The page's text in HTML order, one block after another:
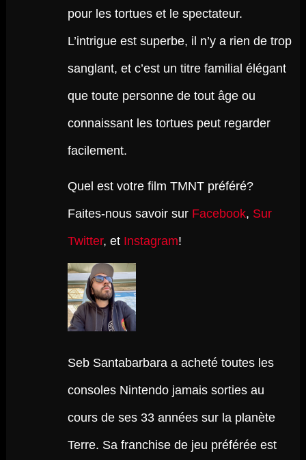
pour les tortues et le spectateur.
L’intrigue est superbe, il n’y a rien de trop
sanglant, et c’est un titre familial élégant
que toute personne de tout âge ou
connaissant les tortues peut regarder
facilement.
Quel est votre film TMNT préféré?
Faites-nous savoir sur Facebook, Sur
Twitter, et Instagram!
Seb Santabarbara a acheté toutes les
consoles Nintendo jamais sorties au
cours de ses 33 années sur la planète
Terre. Sa franchise de jeu préférée est